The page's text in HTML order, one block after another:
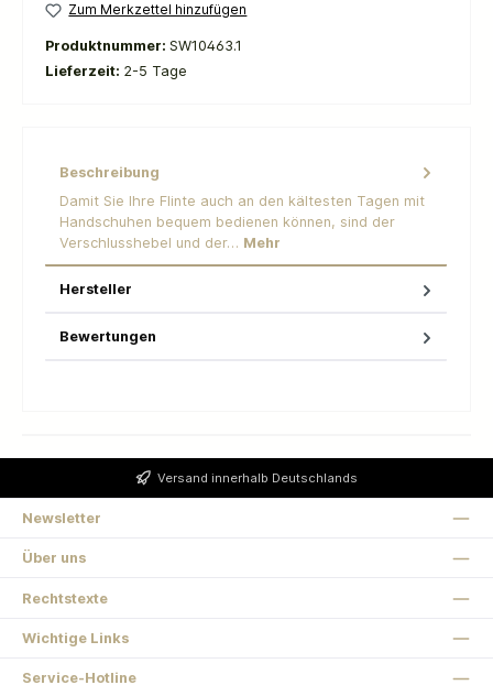
Zum Merkzettel hinzufügen
Produktnummer: SW10463.1
Lieferzeit: 2-5 Tage
Beschreibung
Damit Sie Ihre Flinte auch an den kältesten Tagen mit
Handschuhen bequem bedienen können, sind der
Verschlusshebel und der… Mehr
Hersteller
Bewertungen
Versand innerhalb Deutschlands
Newsletter
Über uns
Rechtstexte
Wichtige Links
Service-Hotline